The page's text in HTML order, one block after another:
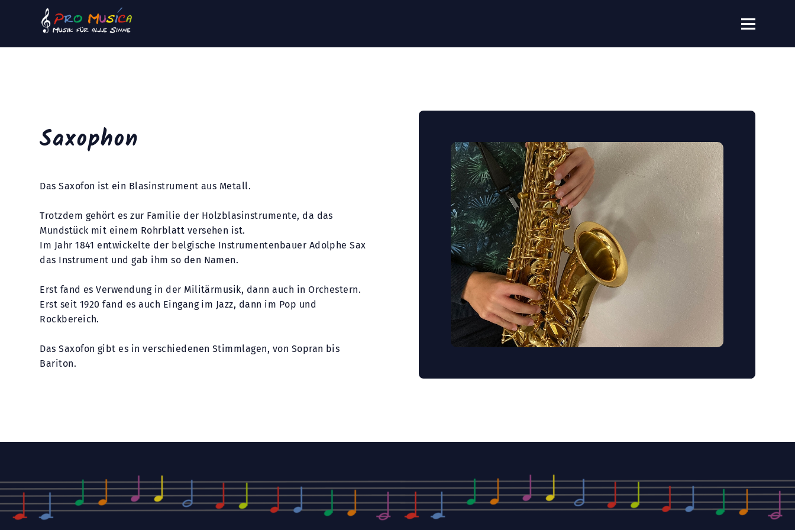
Saxophon
Das Saxofon ist ein Blasinstrument aus Metall.
Trotzdem gehört es zur Familie der Holzblasinstrumente, da das
Mundstück mit einem Rohrblatt versehen ist.
Im Jahr 1841 entwickelte der belgische Instrumentenbauer Adolphe Sax
das Instrument und gab ihm so den Namen.
Erst fand es Verwendung in der Militärmusik, dann auch in Orchestern.
Erst seit 1920 fand es auch Eingang im Jazz, dann im Pop und
Rockbereich.
Das Saxofon gibt es in verschiedenen Stimmlagen, von Sopran bis
Bariton.